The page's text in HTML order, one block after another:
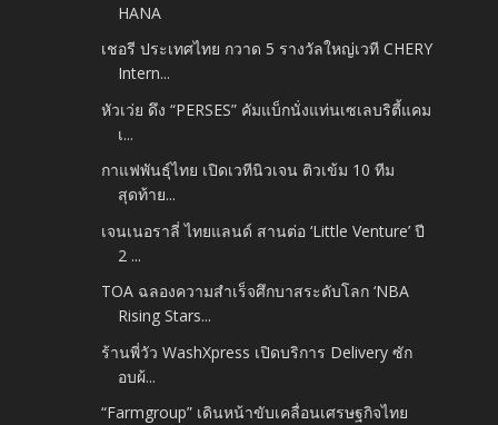
HANA
เชอรี ประเทศไทย กวาด 5 รางวัลใหญ่เวที CHERY
Intern...
หัวเว่ย ดึง “PERSES” คัมแบ็กนั่งแท่นเซเลบริตี้แคม
เ...
กาแฟพันธุ์ไทย เปิดเวทีนิวเจน ติวเข้ม 10 ทีม
สุดท้าย...
เจนเนอราลี่ ไทยแลนด์ สานต่อ ‘Little Venture’ ปี
2 ...
TOA ฉลองความสำเร็จศึกบาสระดับโลก ‘NBA
Rising Stars...
ร้านพี่วัว WashXpress เปิดบริการ Delivery ซัก
อบผ้...
“Farmgroup” เดินหน้าขับเคลื่อนเศรษฐกิจไทย